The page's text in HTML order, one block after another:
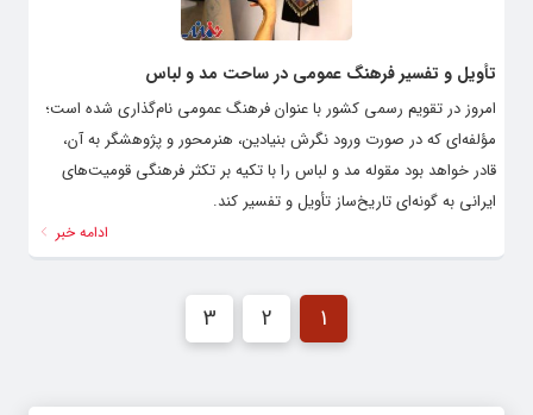
تأویل و تفسیر فرهنگ عمومی در ساحت مد و لباس
امروز در تقویم رسمی کشور با عنوان فرهنگ عمومی نام‌گذاری شده است؛
مؤلفه‌ای که در صورت ورود نگرش بنیادین، هنرمحور و پژوهشگر به آن،
قادر خواهد بود مقوله مد و لباس را با تکیه‌ بر تکثر فرهنگی قومیت‌های
ایرانی به‌ گونه‌ای تاریخ‌ساز تأویل و تفسیر کند.
ادامه خبر
1
2
3